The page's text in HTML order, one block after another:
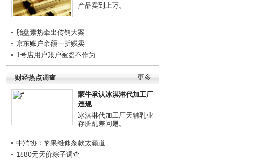
产品卖到上万。
胎盘素热牵出传销大案
京东账户余额一折贱卖
1号店用户账户被盗不作为
更多
财经热点调查
蒙牛承认冰淇淋代加工厂
违规
冰淇淋代加工厂天辅乳业
存脏乱差问题。
中消协：苹果维修条款太霸道
1880元天价粽子调查